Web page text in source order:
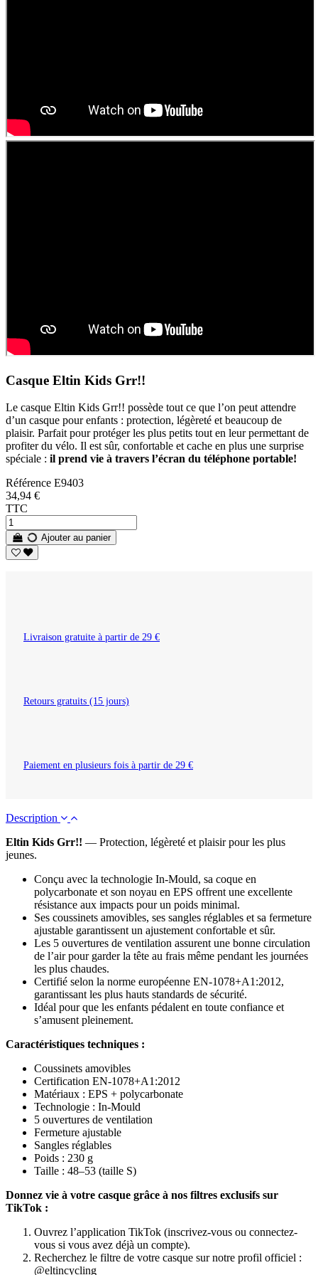
Casque Eltin Kids Grr!!
Le casque Eltin Kids Grr!! possède tout ce que l’on peut attendre
d’un casque pour enfants : protection, légèreté et beaucoup de
plaisir. Parfait pour protéger les plus petits tout en leur permettant de
profiter du vélo. Il est sûr, confortable et cache en plus une surprise
spéciale : il prend vie à travers l’écran du téléphone portable!
Référence E9403
34,94 €
TTC
Ajouter au panier
Livraison gratuite à partir de 29 €
Retours gratuits (15 jours)
Paiement en plusieurs fois à partir de 29 €
Description
Eltin Kids Grr!! — Protection, légèreté et plaisir pour les plus
jeunes.
Conçu avec la technologie In-Mould, sa coque en
polycarbonate et son noyau en EPS offrent une excellente
résistance aux impacts pour un poids minimal.
Ses coussinets amovibles, ses sangles réglables et sa fermeture
ajustable garantissent un ajustement confortable et sûr.
Les 5 ouvertures de ventilation assurent une bonne circulation
de l’air pour garder la tête au frais même pendant les journées
les plus chaudes.
Certifié selon la norme européenne EN-1078+A1:2012,
garantissant les plus hauts standards de sécurité.
Idéal pour que les enfants pédalent en toute confiance et
s’amusent pleinement.
Caractéristiques techniques :
Coussinets amovibles
Certification EN-1078+A1:2012
Matériaux : EPS + polycarbonate
Technologie : In-Mould
5 ouvertures de ventilation
Fermeture ajustable
Sangles réglables
Poids : 230 g
Taille : 48–53 (taille S)
Donnez vie à votre casque grâce à nos filtres exclusifs sur
TikTok :
Ouvrez l’application TikTok (inscrivez-vous ou connectez-
vous si vous avez déjà un compte).
Recherchez le filtre de votre casque sur notre profil officiel :
@eltincycling